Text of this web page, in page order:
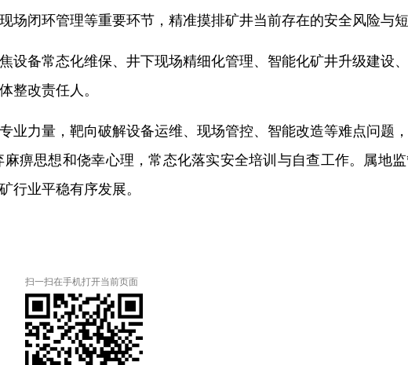
闭环管理等重要环节，精准摸排矿井当前存在的安全风险与短
设备常态化维保、井下现场精细化管理、 智能化矿井升级建设
整改责任人。
业力量，靶向破解设备运维、现场管控、智能改造等难点问题
痹思想和侥幸心理，常态化落实安全培训与自查工作。属地
行业平稳有序发展。
扫一扫在手机打开当前页面